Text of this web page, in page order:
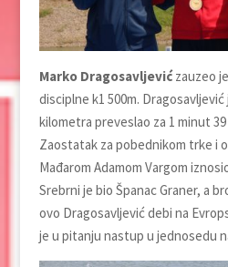
Marko Dragosavljevićzauzeo
disciplne k1 500m.
kilometra preveslao za 1 minut
Zaostatak za pobednikom trke i
Mađarom Adamom Vargom
Srebrni je bio Španac Graner, a
ovo Dragosavljević debi na
je u pitanju nastup u jednosedu